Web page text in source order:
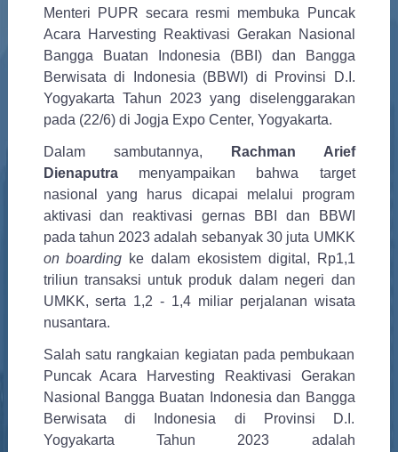
Menteri PUPR secara resmi membuka Puncak
Acara Harvesting Reaktivasi Gerakan Nasional
Bangga Buatan Indonesia (BBI) dan Bangga
Berwisata di Indonesia (BBWI) di Provinsi D.I.
Yogyakarta Tahun 2023 yang diselenggarakan
pada (22/6) di Jogja Expo Center, Yogyakarta.
Dalam sambutannya,
Rachman Arief
Dienaputramenyampaikan bahwa target
nasional yang harus dicapai melalui program
aktivasi dan reaktivasi gernas BBI dan BBWI
pada tahun 2023 adalah sebanyak 30 juta UMKK
on boarding ke dalam ekosistem digital, Rp1,1
triliun transaksi untuk produk dalam negeri dan
UMKK, serta 1,2 - 1,4 miliar perjalanan wisata
nusantara.
Salah satu rangkaian kegiatan pada pembukaan
Puncak Acara Harvesting Reaktivasi Gerakan
Nasional Bangga Buatan Indonesia dan Bangga
Berwisata di Indonesia di Provinsi D.I.
Yogyakarta Tahun 2023 adalah